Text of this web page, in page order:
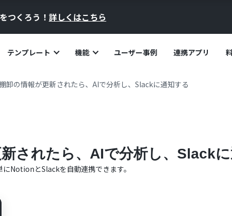
つくろう！ 詳しくはこちら
テンプレート 機能 ユーザー事例 連携アプリ
卸の情報が更新されたら、AIで分析し、Slackに通知する
されたら、AIで分析し、Slack
にNotionとSlackを自動連携できます。